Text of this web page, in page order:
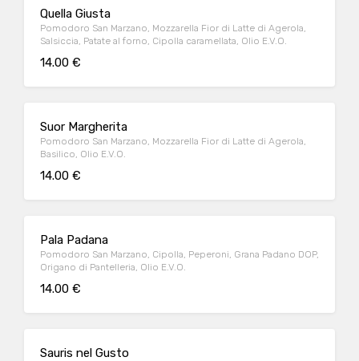
Quella Giusta
Pomodoro San Marzano, Mozzarella Fior di Latte di Agerola,
Salsiccia, Patate al forno, Cipolla caramellata, Olio E.V.O.
14.00 €
Suor Margherita
Pomodoro San Marzano, Mozzarella Fior di Latte di Agerola,
Basilico, Olio E.V.O.
14.00 €
Pala Padana
Pomodoro San Marzano, Cipolla, Peperoni, Grana Padano DOP,
Origano di Pantelleria, Olio E.V.O.
14.00 €
Sauris nel Gusto